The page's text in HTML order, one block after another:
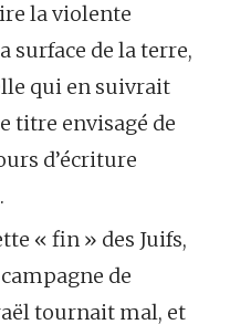
la violente
surface de la terre,
qui en suivrait
titre envisagé de
d’écriture
.
« fin » des Juifs,
de
tournait mal, et